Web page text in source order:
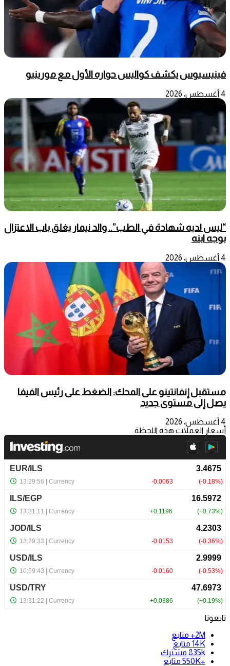
فينيسيوس يكشف كواليس حواره الأول مع مورينيو
4 أغسطس، 2026
“ليس لديه شهادة في الطب”.. والد نيمار يغلق باب الاعتزال
بوجه ابنه
4 أغسطس، 2026
مستقبل إنفانتينو على المحك: الضغط على رئيس الفيفا
يصل إلى مستوى جديد
4 أغسطس، 2026
أسعار العملات هذه اللحظة
تابعونا
2M+
متابع
14K متابع
835k مشترك
+550K
متابع